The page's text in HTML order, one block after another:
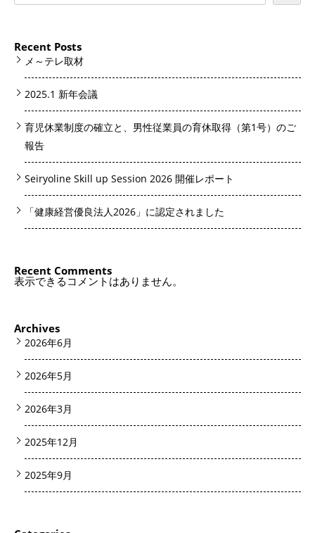
Recent Posts
メ～テレ取材
2025.1 新年会議
育児休業制度の確立と、男性従業員の育休取得（第1号）のご
報告
Seiryoline Skill up Session 2026 開催レポート
「健康経営優良法人2026」に認定されました
Recent Comments
表示できるコメントはありません。
Archives
2026年6月
2026年5月
2026年3月
2025年12月
2025年9月